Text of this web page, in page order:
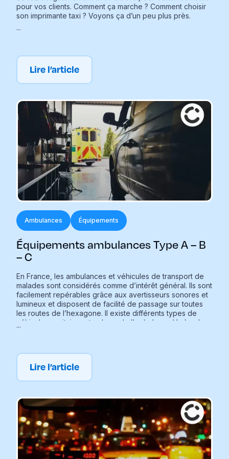
pour vos clients. Comment ça marche ? Comment choisir
son imprimante taxi ? Voyons ça d’un peu plus près.
...
Lire l’article
Ambulances Équipements
Équipements ambulances Type A – B
– C
En France, les ambulances et véhicules de transport de
malades sont considérés comme d’intérêt général. Ils sont
facilement repérables grâce aux avertisseurs sonores et
lumineux et disposent de facilité de passage sur toutes
les routes de l’hexagone. Il existe différents types de
véhicules sanitaires et cela va de l’ambulance légère à
...
Lire l’article